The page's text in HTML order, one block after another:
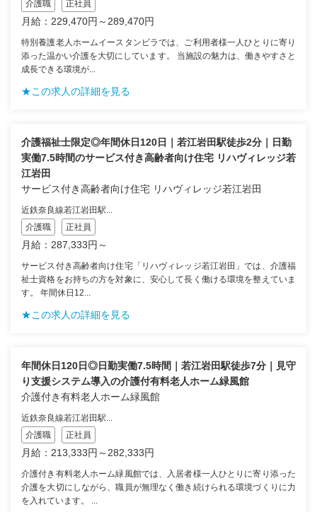
介護職 正社員
月給：229,470円～289,470円
特別養護老人ホームイースタンビラでは、ご利用者様一人ひとりに寄り
添った温かい介護を大切にしています。 当施設の魅力は、働きやすさと
成長できる環境が...
★この求人の詳細を見る
介護福祉士限定◎年間休日120日｜若江岩田駅徒歩2分｜日勤
実働7.5時間のサービス付き高齢者向け住宅 リハヴィレッジ若
江岩田
サービス付き高齢者向け住宅 リハヴィレッジ若江岩田
近鉄奈良線若江岩田駅...
介護職
正社員
月給：287,333円～
サービス付き高齢者向け住宅「リハヴィレッジ若江岩田」では、介護福
祉士資格をお持ちの方を対象に、安心して長く働ける環境を整えていま
す。 年間休日12...
★この求人の詳細を見る
年間休日120日◎日勤実働7.5時間｜若江岩田駅徒歩7分｜見守
り支援システム導入の介護付有料老人ホーム緑風館
介護付き有料老人ホーム緑風館
近鉄奈良線若江岩田駅...
介護職
正社員
月給：213,333円～282,333円
介護付き有料老人ホーム緑風館では、入居者様一人ひとりに寄り添った
介護を大切にしながら、職員が無理なく働き続けられる環境づくりに力
を入れています。 ...